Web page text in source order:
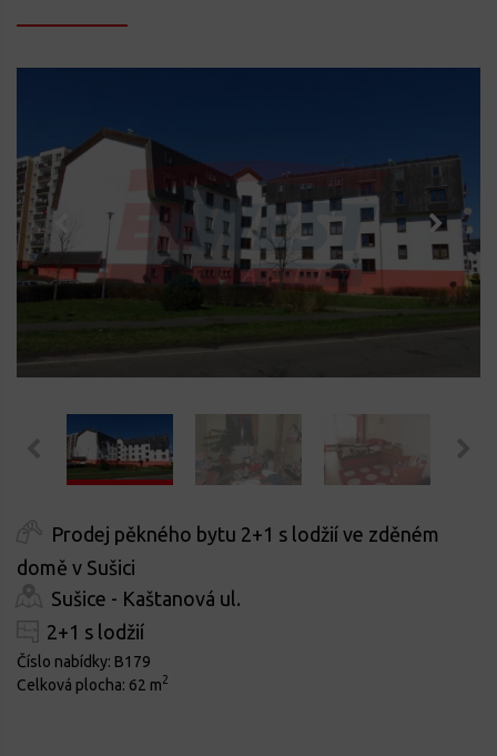
Prodej pěkného bytu 2+1 s lodžií ve zděném
domě v Sušici
Sušice - Kaštanová ul.
2+1 s lodžií
Číslo nabídky: B179
Celková plocha: 62 m2